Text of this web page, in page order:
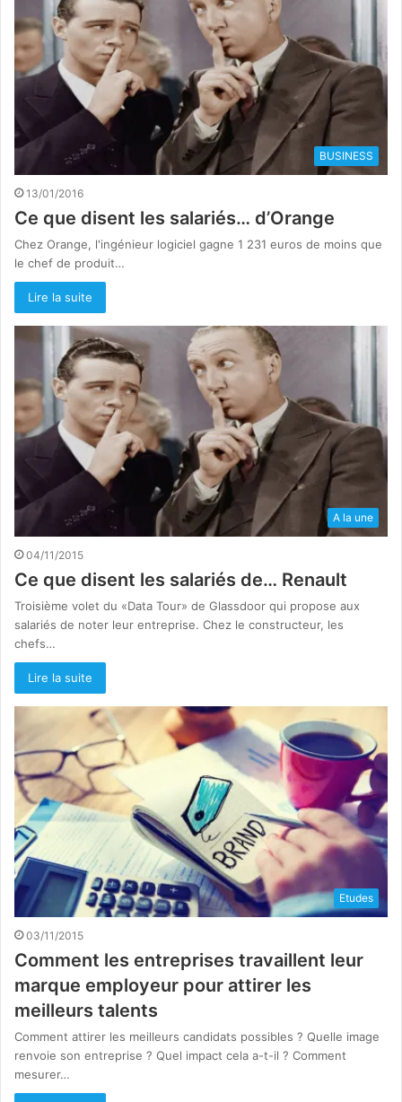
BUSINESS
13/01/2016
Ce que disent les salariés… d’Orange
Chez Orange, l'ingénieur logiciel gagne 1 231 euros de moins que
le chef de produit…
Lire la suite
A la une
04/11/2015
Ce que disent les salariés de… Renault
Troisième volet du «Data Tour» de Glassdoor qui propose aux
salariés de noter leur entreprise. Chez le constructeur, les
chefs…
Lire la suite
Etudes
03/11/2015
Comment les entreprises travaillent leur
marque employeur pour attirer les
meilleurs talents
Comment attirer les meilleurs candidats possibles ? Quelle image
renvoie son entreprise ? Quel impact cela a-t-il ? Comment
mesurer…